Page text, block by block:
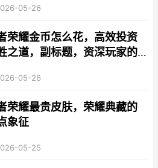
05-26
荣耀金币怎么花，高效投资
之道，副标题，资深玩家的
05-26
荣耀最贵皮肤，荣耀典藏的
象征
05-25